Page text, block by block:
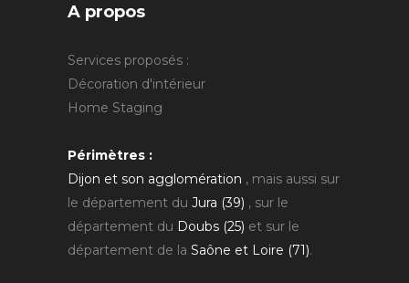
A propos
Services proposés :
Décoration d'intérieur
Home Staging
Périmètres :
Dijon et son agglomération , mais aussi sur
le département du Jura (39) , sur le
département du Doubs (25) et sur le
département de la Saône et Loire (71).